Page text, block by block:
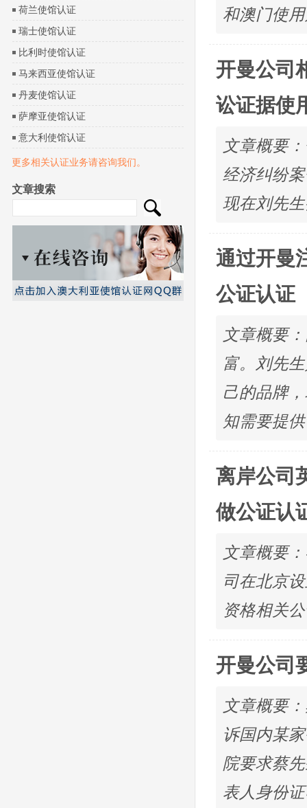
荷兰使馆认证
瑞士使馆认证
比利时使馆认证
马来西亚使馆认证
丹麦使馆认证
萨摩亚使馆认证
意大利使馆认证
更多相关认证业务请咨询我们。
文章搜索
和澳门使
开曼公司
讼证据使
文章概要
经济纠纷
现在刘先
通过开曼
公证认证
文章概要
富。刘先
己的品牌
知需要提
离岸公司
做公证认
文章概要
司在北京
资格相关
开曼公司
文章概要
诉国内某
院要求蔡
表人身份